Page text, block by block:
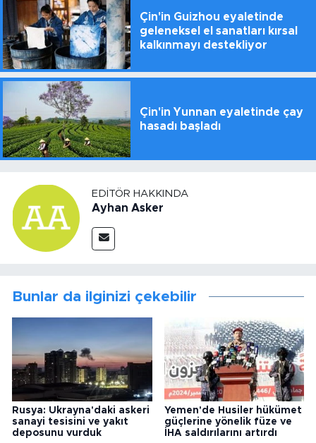
Çin'in Guizhou eyaletinde
geleneksel el sanatları kırsal
kalkınmayı destekliyor
Çin'in Yunnan eyaletinde çay
hasadı başladı
EDITÖR HAKKINDA
Ayhan Asker
Bunlar da ilginizi çekebilir
Rusya: Ukrayna'daki askeri
sanayi tesisini ve yakıt
deposunu vurduk
Yemen'de Husiler hükümet
güçlerine yönelik füze ve
İHA saldırılarını artırdı